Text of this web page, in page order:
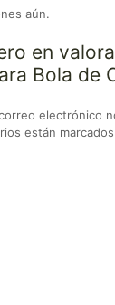
aún.
en
Bola de
electrónico
están